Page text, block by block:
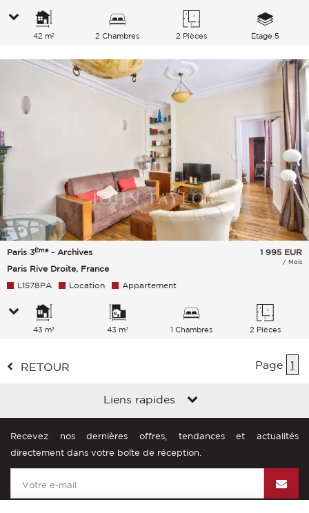
42 m² 2 Chambres 2 Pièces Étage 5
Paris 3Ème- Archives
Paris Rive Droite, France
1 995 EUR
/ Mois
L1578PA Location Appartement
43 m² 43 m² 1 Chambres 2 Pièces
RETOUR Page 1
Liens rapides
Recevez nos dernières offres, tendances et actualités
directement dans votre boîte de réception.